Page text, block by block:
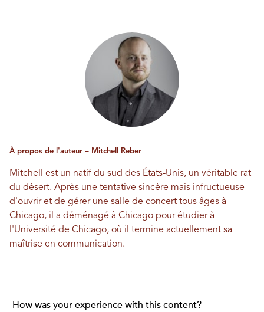
À propos de l'auteur – Mitchell Reber
Mitchell est un natif du sud des États-Unis, un véritable rat
du désert. Après une tentative sincère mais infructueuse
d'ouvrir et de gérer une salle de concert tous âges à
Chicago, il a déménagé à Chicago pour étudier à
l'Université de Chicago, où il termine actuellement sa
maîtrise en communication.